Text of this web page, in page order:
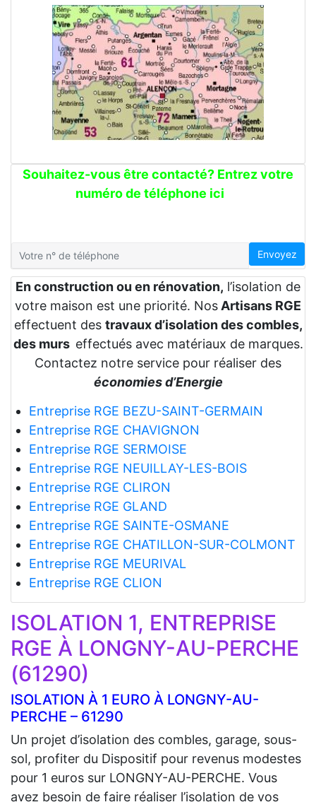
Souhaitez-vous être contacté? Entrez votre
numéro de téléphone ici
Envoyez
En construction ou en rénovation, l’isolation de
votre maison est une priorité. Nos Artisans RGE
effectuent des travaux d’isolation des combles,
des murs effectués avec matériaux de marques.
Contactez notre service pour réaliser des
économies d’Energie
Entreprise RGE BEZU-SAINT-GERMAIN
Entreprise RGE CHAVIGNON
Entreprise RGE SERMOISE
Entreprise RGE NEUILLAY-LES-BOIS
Entreprise RGE CLIRON
Entreprise RGE GLAND
Entreprise RGE SAINTE-OSMANE
Entreprise RGE CHATILLON-SUR-COLMONT
Entreprise RGE MEURIVAL
Entreprise RGE CLION
ISOLATION 1, ENTREPRISE
RGE À LONGNY-AU-PERCHE
(61290)
ISOLATION À 1 EURO À LONGNY-AU-
PERCHE – 61290
Un projet d’isolation des combles, garage, sous-
sol, profiter du Dispositif pour revenus modestes
pour 1 euros sur LONGNY-AU-PERCHE. Vous
avez besoin de faire réaliser l’isolation de vos